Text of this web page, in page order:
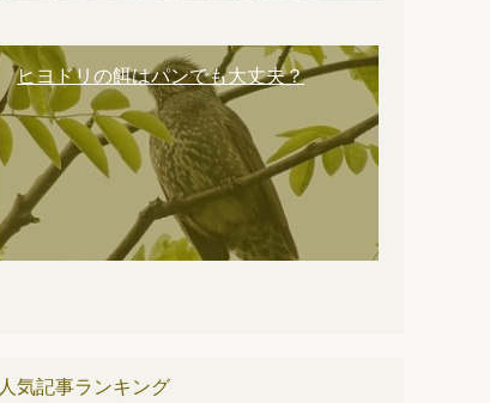
ヒヨドリの餌はパンでも大丈夫？
人気記事ランキング